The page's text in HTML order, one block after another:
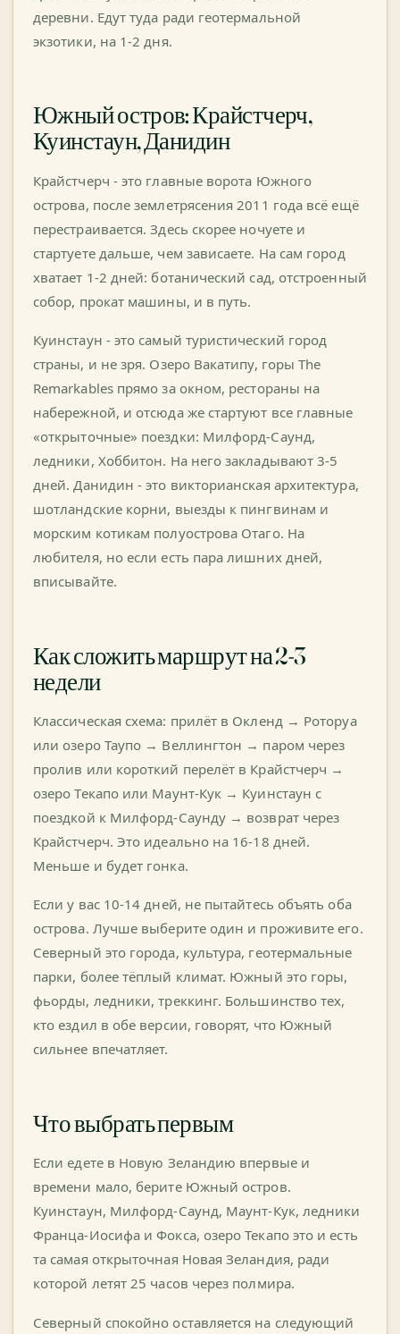
деревни. Едут туда ради геотермальной
экзотики, на 1-2 дня.
Южный остров: Крайстчерч,
Куинстаун, Данидин
Крайстчерч - это главные ворота Южного
острова, после землетрясения 2011 года всё ещё
перестраивается. Здесь скорее ночуете и
стартуете дальше, чем зависаете. На сам город
хватает 1-2 дней: ботанический сад, отстроенный
собор, прокат машины, и в путь.
Куинстаун - это самый туристический город
страны, и не зря. Озеро Вакатипу, горы The
Remarkables прямо за окном, рестораны на
набережной, и отсюда же стартуют все главные
«открыточные» поездки: Милфорд-Саунд,
ледники, Хоббитон. На него закладывают 3-5
дней. Данидин - это викторианская архитектура,
шотландские корни, выезды к пингвинам и
морским котикам полуострова Отаго. На
любителя, но если есть пара лишних дней,
вписывайте.
Как сложить маршрут на 2-3
недели
Классическая схема: прилёт в Окленд → Роторуа
или озеро Таупо → Веллингтон → паром через
пролив или короткий перелёт в Крайстчерч →
озеро Текапо или Маунт-Кук → Куинстаун с
поездкой к Милфорд-Саунду → возврат через
Крайстчерч. Это идеально на 16-18 дней.
Меньше и будет гонка.
Если у вас 10-14 дней, не пытайтесь объять оба
острова. Лучше выберите один и проживите его.
Северный это города, культура, геотермальные
парки, более тёплый климат. Южный это горы,
фьорды, ледники, треккинг. Большинство тех,
кто ездил в обе версии, говорят, что Южный
сильнее впечатляет.
Что выбрать первым
Если едете в Новую Зеландию впервые и
времени мало, берите Южный остров.
Куинстаун, Милфорд-Саунд, Маунт-Кук, ледники
Франца-Иосифа и Фокса, озеро Текапо это и есть
та самая открыточная Новая Зеландия, ради
которой летят 25 часов через полмира.
Северный спокойно оставляется на следующий